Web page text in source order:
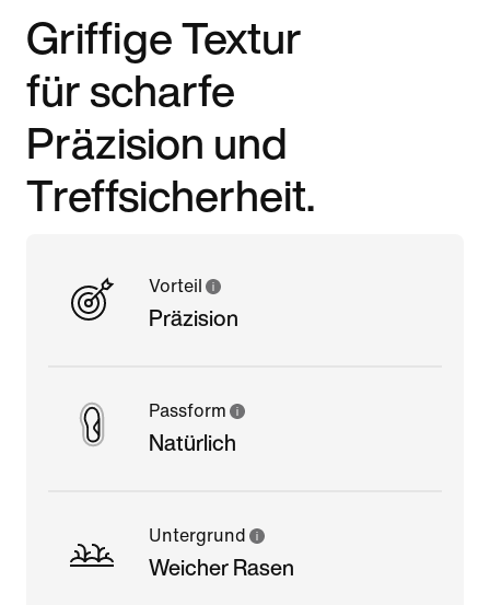
Griffige Textur
für scharfe
Präzision und
Treffsicherheit.
Vorteil
Präzision
Passform
Natürlich
Untergrund
Weicher Rasen